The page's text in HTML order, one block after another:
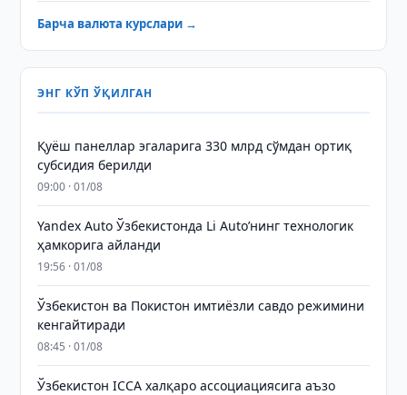
Барча валюта курслари →
ЭНГ КЎП ЎҚИЛГАН
Қуёш панеллар эгаларига 330 млрд сўмдан ортиқ
субсидия берилди
09:00 · 01/08
Yandex Auto Ўзбекистонда Li Auto’нинг технологик
ҳамкорига айланди
19:56 · 01/08
Ўзбекистон ва Покистон имтиёзли савдо режимини
кенгайтиради
08:45 · 01/08
Ўзбекистон ICCA халқаро ассоциациясига аъзо